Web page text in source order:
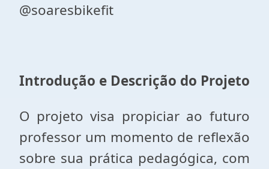
@soaresbikefit
Introdução e Descrição do Projeto
O projeto visa propiciar ao futuro
professor um momento de reflexão
sobre sua prática pedagógica, com